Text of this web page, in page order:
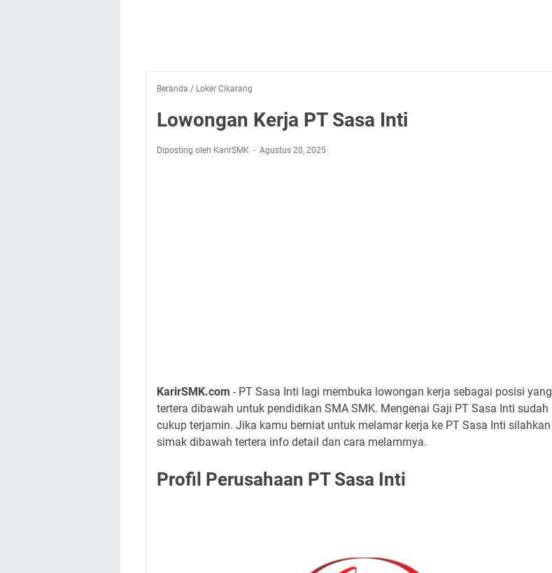
Beranda / Loker Cikarang
Lowongan Kerja PT Sasa Inti
Diposting oleh KarirSMK Agustus 20, 2025
KarirSMK.com - PT Sasa Inti lagi membuka lowongan kerja sebagai posisi yang
tertera dibawah untuk pendidikan SMA SMK. Mengenai Gaji PT Sasa Inti sudah
cukup terjamin. Jika kamu berniat untuk melamar kerja ke PT Sasa Inti silahkan
simak dibawah tertera info detail dan cara melamrnya.
Profil Perusahaan PT Sasa Inti